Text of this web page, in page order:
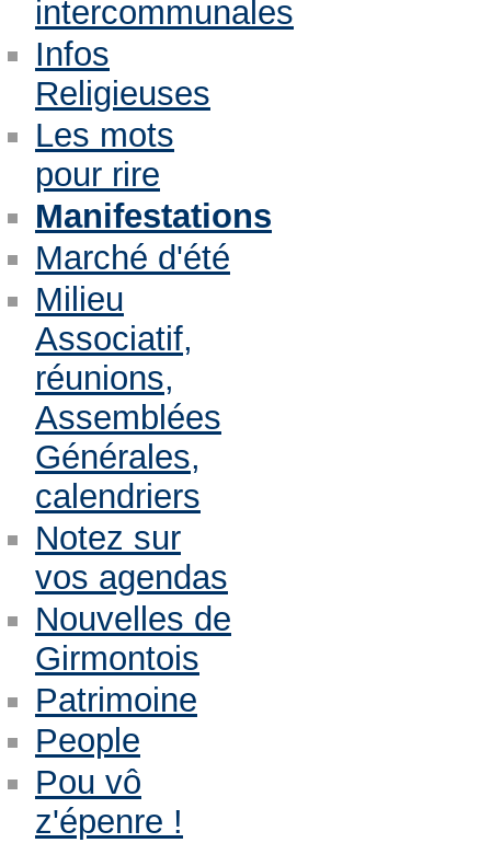
intercommunales
Infos
Religieuses
Les mots
pour rire
Manifestations
Marché d'été
Milieu
Associatif,
réunions,
Assemblées
Générales,
calendriers
Notez sur
vos agendas
Nouvelles de
Girmontois
Patrimoine
People
Pou vô
z'épenre !